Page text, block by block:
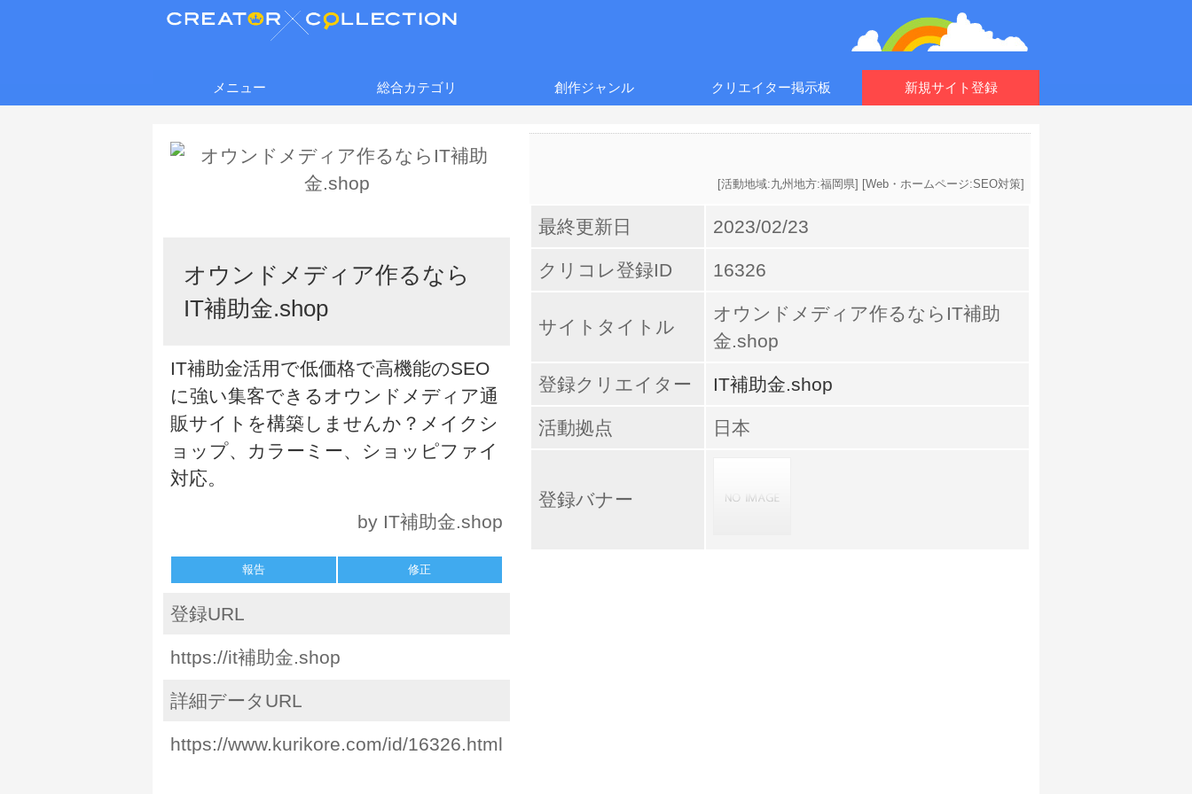
メニュー 総合カテゴリ 創作ジャンル クリエイター掲示板 新規サイト登録
オウンドメディア作るなら
IT補助金.shop
IT補助金活用で低価格で高機能のSEO
に強い集客できるオウンドメディア通
販サイトを構築しませんか？メイクシ
ョップ、カラーミー、ショッピファイ
対応。
by IT補助金.shop
報告 修正
登録URL
https://it補助金.shop
詳細データURL
https://www.kurikore.com/id/16326.html
[活動地域:九州地方:福岡県] [Web・ホームページ:SEO対策]
最終更新日 2023/02/23
クリコレ登録ID 16326
サイトタイトル
オウンドメディア作るならIT補助
金.shop
登録クリエイター IT補助金.shop
活動拠点 日本
登録バナー